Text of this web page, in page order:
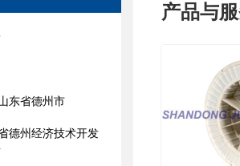
东省德州市
德州经济技术开发
产品与